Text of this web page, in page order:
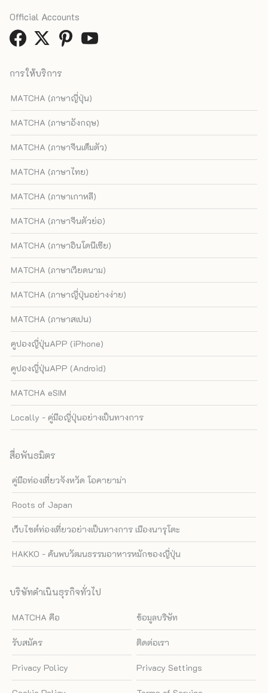
การให้บริการ
MATCHA (ภาษาญี่ปุ่น)
MATCHA (ภาษาอังกฤษ)
MATCHA (ภาษาจีนเต็มตัว)
MATCHA (ภาษาไทย)
MATCHA (ภาษาเกาหลี)
MATCHA (ภาษาจีนตัวย่อ)
MATCHA (ภาษาอินโดนีเซีย)
MATCHA (ภาษาเวียดนาม)
MATCHA (ภาษาญี่ปุ่นอย่างง่าย)
MATCHA (ภาษาสเปน)
คูปองญี่ปุ่นAPP (iPhone)
คูปองญี่ปุ่นAPP (Android)
MATCHA eSIM
Locally - คู่มือญี่ปุ่นอย่างเป็นทางการ
สื่อพันธมิตร
คู่มือท่องเที่ยวจังหวัด โอคายาม่า
Roots of Japan
เว็บไซต์ท่องเที่ยวอย่างเป็นทางการ เมืองนารุโตะ
HAKKO - ค้นพบวัฒนธรรมอาหารหมักของญี่ปุ่น
บริษัทดำเนินธุรกิจทั่วไป
MATCHA คือ ข้อมูลบริษัท
รับสมัคร ติดต่อเรา
Privacy Policy Privacy Settings
Official Accounts